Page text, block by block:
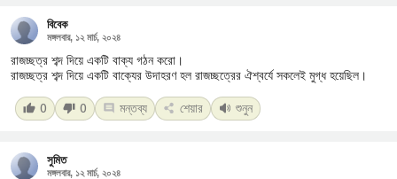
বিবেক
মঙ্গলবার, ১২ মার্চ, ২০২৪
রাজচ্ছত্র শব্দ দিয়ে একটি বাক্য গঠন করো।
রাজচ্ছত্র শব্দ দিয়ে একটি বাক্যের উদাহরণ হল রাজচ্ছত্রের ঐশ্বর্যে সকলেই মুগ্ধ হয়েছিল।
0 0 মন্তব্য শেয়ার শুনুন
সুমিত
মঙ্গলবার, ১২ মার্চ, ২০২৪